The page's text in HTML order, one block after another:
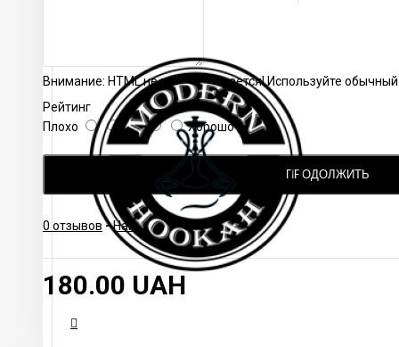
станет достойной заменой любой другой трубки для
Внимание: HTML не поддерживается! Используйте обычный
Рейтинг
Плохо
Хорошо
ПРОДОЛЖИТЬ
0 отзывов -Написать отзыв
180.00 UAH